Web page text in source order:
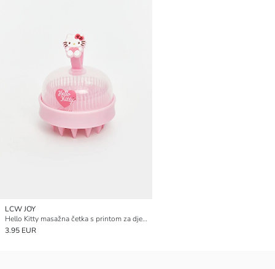
LCW JOY
Hello Kitty masažna četka s printom za djevojčice
3.95 EUR